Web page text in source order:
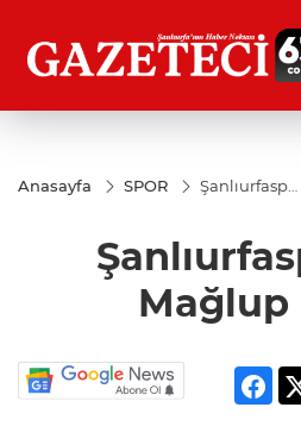
Anasayfa SPOR
Şanlıurfaspor
Mağlup